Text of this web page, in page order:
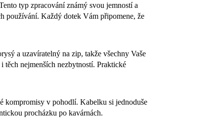
typ zpracování známý svou jemností a
používání. Každý dotek Vám připomene, že
a uzavíratelný na zip, takže všechny Vaše
těch nejmenších nezbytností. Praktické
kompromisy v pohodlí. Kabelku si jednoduše
procházku po kavárnách.